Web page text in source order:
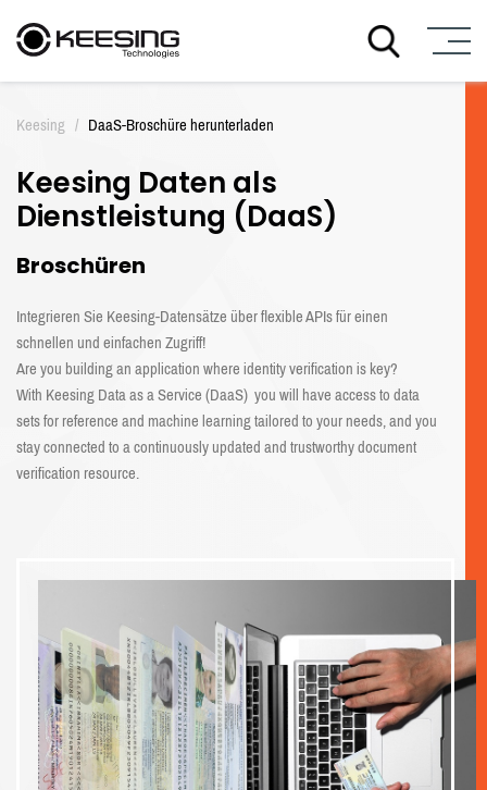
Z
Keesing / DaaS-Broschüre herunterladen
Keesing Daten als
Dienstleistung (DaaS)
Broschüren
Integrieren Sie Keesing-Datensätze über flexible APIs für einen
schnellen und einfachen Zugriff!
Are you building an application where identity verification is key?
WithKeesingData as a Service (DaaS) youwill haveaccesstodata
sets for reference and machine learningtailored to yourneeds, and you
stay connected to a continuously updated and trustworthy document
verification resource.